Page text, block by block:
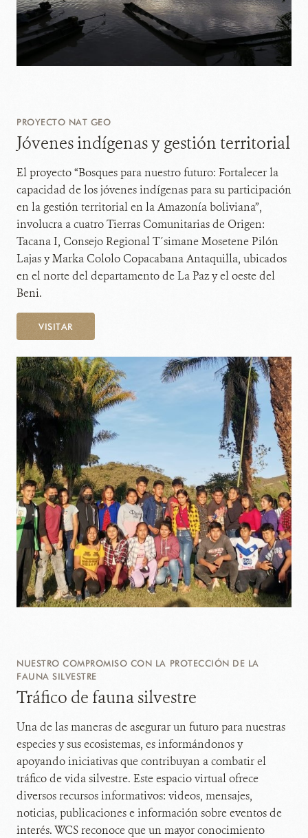
PROYECTO NAT GEO
Jóvenes indígenas y gestión territorial
El proyecto “Bosques para nuestro futuro: Fortalecer la
capacidad de los jóvenes indígenas para su participación
en la gestión territorial en la Amazonía boliviana”,
involucra a cuatro Tierras Comunitarias de Origen:
Tacana I, Consejo Regional T´simane Mosetene Pilón
Lajas y Marka Cololo Copacabana Antaquilla, ubicados
en el norte del departamento de La Paz y el oeste del
Beni.
VISITAR
NUESTRO COMPROMISO CON LA PROTECCIÓN DE LA
FAUNA SILVESTRE
Tráfico de fauna silvestre
Una de las maneras de asegurar un futuro para nuestras
especies y sus ecosistemas, es informándonos y
apoyando iniciativas que contribuyan a combatir el
tráfico de vida silvestre. Este espacio virtual ofrece
diversos recursos informativos: videos, mensajes,
noticias, publicaciones e información sobre eventos de
interés. WCS reconoce que un mayor conocimiento